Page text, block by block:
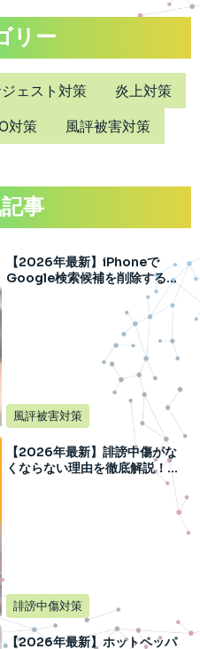
リー
ェスト対策
炎上対策
対策 風評被害対策
事
【2026年最新】iPhoneで
Google検索候補を削除する方
法｜再表示を防ぐポイントも紹
風評被害対策
【2026年最新】誹謗中傷がな
くならない理由を徹底解説！
SNS時代の背景と対策を紹介
誹謗中傷対策
【2026年最新】ホットペッパ